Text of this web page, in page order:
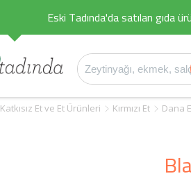
Eski Tadında'da satılan gıda
Katkısız Et ve Et Ürünleri Kırmızı Et Dana